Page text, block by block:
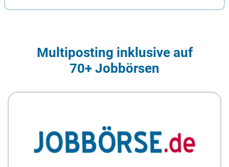
Multiposting inklusive auf
70+ Jobbörsen